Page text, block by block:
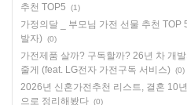
추천 TOP5
(1)
가정의달 _ 부모님 가전 선물 추천 TOP
발자) (0)
가전제품 살까? 구독할까? 26년 차 개
줄게 (feat. LG전자 가전구독 서비스) (0)
2026년 신혼가전추천 리스트, 결혼 10
으로 정리해봤다 (0)